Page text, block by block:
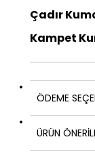
Çadır
Kampet
ÖDEME
ÜRÜN